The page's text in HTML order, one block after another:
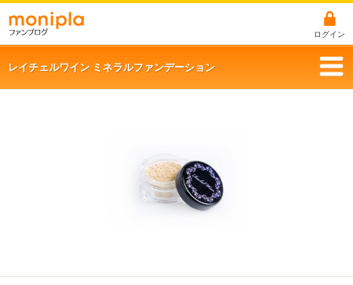
ログイン
レイチェルワイン ミネラルファンデーション